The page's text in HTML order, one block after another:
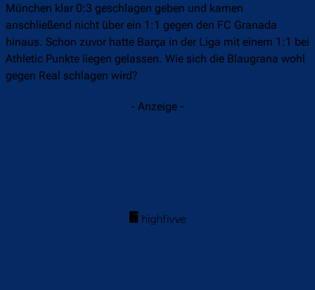
München klar 0:3 geschlagen geben und kamen
anschließend nicht über ein 1:1 gegen den FC Granada
hinaus. Schon zuvor hatte Barça in der Liga mit einem 1:1 bei
Athletic Punkte liegen gelassen. Wie sich die Blaugrana wohl
gegen Real schlagen wird?
- Anzeige -